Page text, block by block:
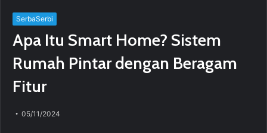
SerbaSerbi
Apa Itu Smart Home? Sistem
Rumah Pintar dengan Beragam
Fitur
05/11/2024